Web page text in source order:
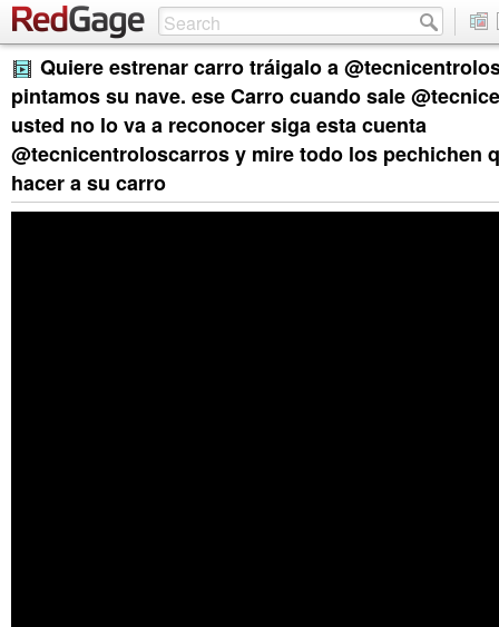
Quiere estrenar carro tráigalo a
pintamos su nave. ese Carro cuando sale
usted no lo va a reconocer siga esta cuenta
@tecnicentroloscarros y mire todo los pechichen
hacer a su carro